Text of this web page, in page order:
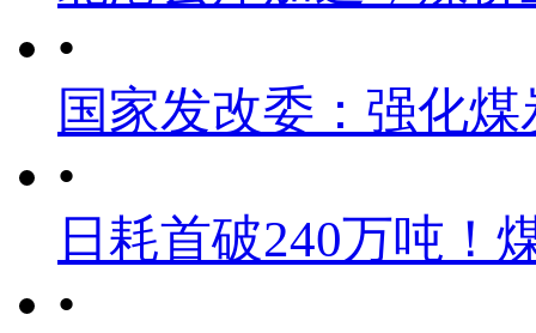
•
国家发改委：强化
•
日耗首破240万吨！
•